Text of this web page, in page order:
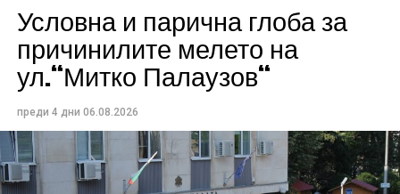
Условна и парична глоба за
причинилите мелето на
ул.“Митко Палаузов“
преди 4 дни 06.08.2026